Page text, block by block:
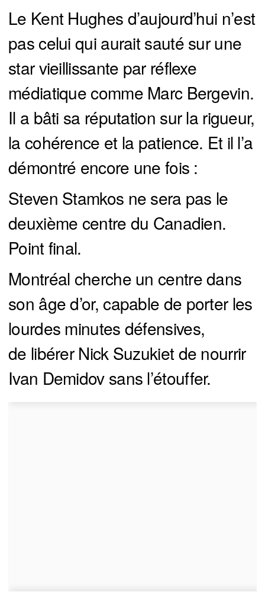
Le Kent Hughes d’aujourd’hui n’est
pas celui qui aurait sauté sur une
star vieillissante par réflexe
médiatique comme Marc Bergevin.
Il a bâti sa réputation sur la rigueur,
la cohérence et la patience. Et il l’a
démontré encore une fois :
Steven Stamkos ne sera pas le
deuxième centre du Canadien.
Point final.
Montréal cherche un centre dans
son âge d’or, capable de porter les
lourdes minutes défensives,
de libérer Nick Suzukiet de nourrir
Ivan Demidov sans l’étouffer.